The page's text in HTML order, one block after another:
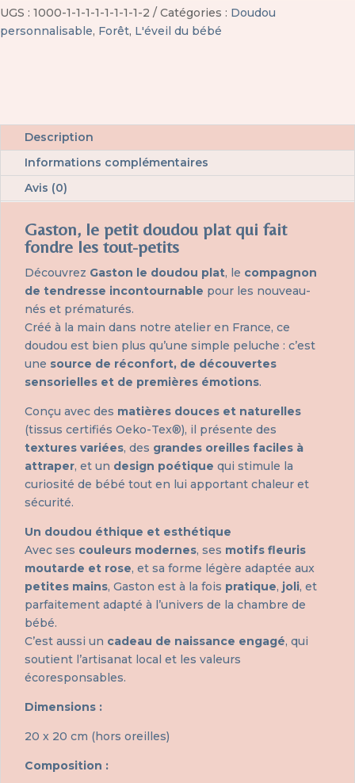
bébé
Forêt
UGS : 1000-1-1-1-1-1-1-1-1-2 Catégories : Doudou
personnalisable, Forêt, L'éveil du bébé
Description
Informations complémentaires
Avis (0)
Gaston, le petit doudou plat qui fait
fondre les tout-petits
Découvrez Gaston le doudou plat, le compagnon
de tendresse incontournable pour les nouveau-
nés et prématurés.
Créé à la main dans notre atelier en France, ce
doudou est bien plus qu’une simple peluche : c’est
une source de réconfort, de découvertes
sensorielles et de premières émotions.
Conçu avec des matières douces et naturelles
(tissus certifiés Oeko-Tex®), il présente des
textures variées, des grandes oreilles faciles à
attraper, et un design poétique qui stimule la
curiosité de bébé tout en lui apportant chaleur et
sécurité.
Un doudou éthique et esthétique
Avec ses couleurs modernes, ses motifs fleuris
moutarde et rose, et sa forme légère adaptée aux
petites mains, Gaston est à la fois pratique, joli, et
parfaitement adapté à l’univers de la chambre de
bébé.
C’est aussi un cadeau de naissance engagé, qui
soutient l’artisanat local et les valeurs
écoresponsables.
Dimensions :
20 x 20 cm (hors oreilles)
Composition :